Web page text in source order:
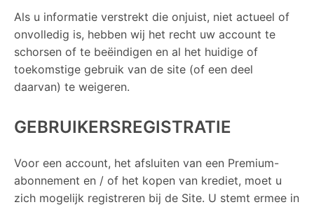
Als u informatie verstrekt die onjuist, niet actueel of
onvolledig is, hebben wij het recht uw account te
schorsen of te beëindigen en al het huidige of
toekomstige gebruik van de site (of een deel
daarvan) te weigeren.
GEBRUIKERSREGISTRATIE
Voor een account, het afsluiten van een Premium-
abonnement en / of het kopen van krediet, moet u
zich mogelijk registreren bij de Site. U stemt ermee in